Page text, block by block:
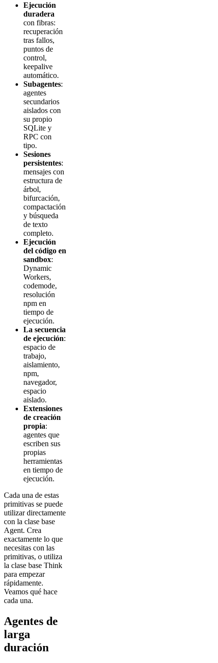
Ejecución
duradera
con fibras:
recuperación
tras fallos,
puntos de
control,
keepalive
automático.
Subagentes:
agentes
secundarios
aislados con
su propio
SQLite y
RPC con
tipo.
Sesiones
persistentes:
mensajes con
estructura de
árbol,
bifurcación,
compactación
y búsqueda
de texto
completo.
Ejecución
del código en
sandbox:
Dynamic
Workers,
codemode,
resolución
npm en
tiempo de
ejecución.
La secuencia
de ejecución:
espacio de
trabajo,
aislamiento,
npm,
navegador,
espacio
aislado.
Extensiones
de creación
propia:
agentes que
escriben sus
propias
herramientas
en tiempo de
ejecución.
Cada una de estas
primitivas se puede
utilizar directamente
con la clase base
Agent. Crea
exactamente lo que
necesitas con las
primitivas, o utiliza
la clase base Think
para empezar
rápidamente.
Veamos qué hace
cada una.
Agentes de
larga
duración